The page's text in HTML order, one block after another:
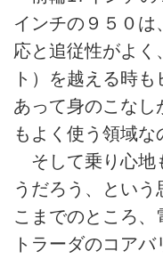
インチの９５０は
応と追従性がよく
ト）を越える時
あって身のこなし
もよく使う領域な
そして乗り心地
うだろう、という
こまでのところ、
トラーダのコア